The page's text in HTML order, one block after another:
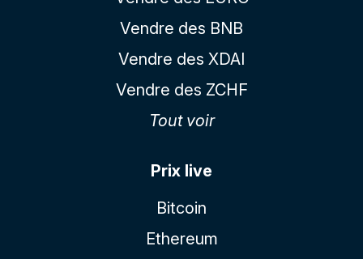
Vendre des BNB
Vendre des XDAI
Vendre des ZCHF
Tout voir
Prix live
Bitcoin
Ethereum